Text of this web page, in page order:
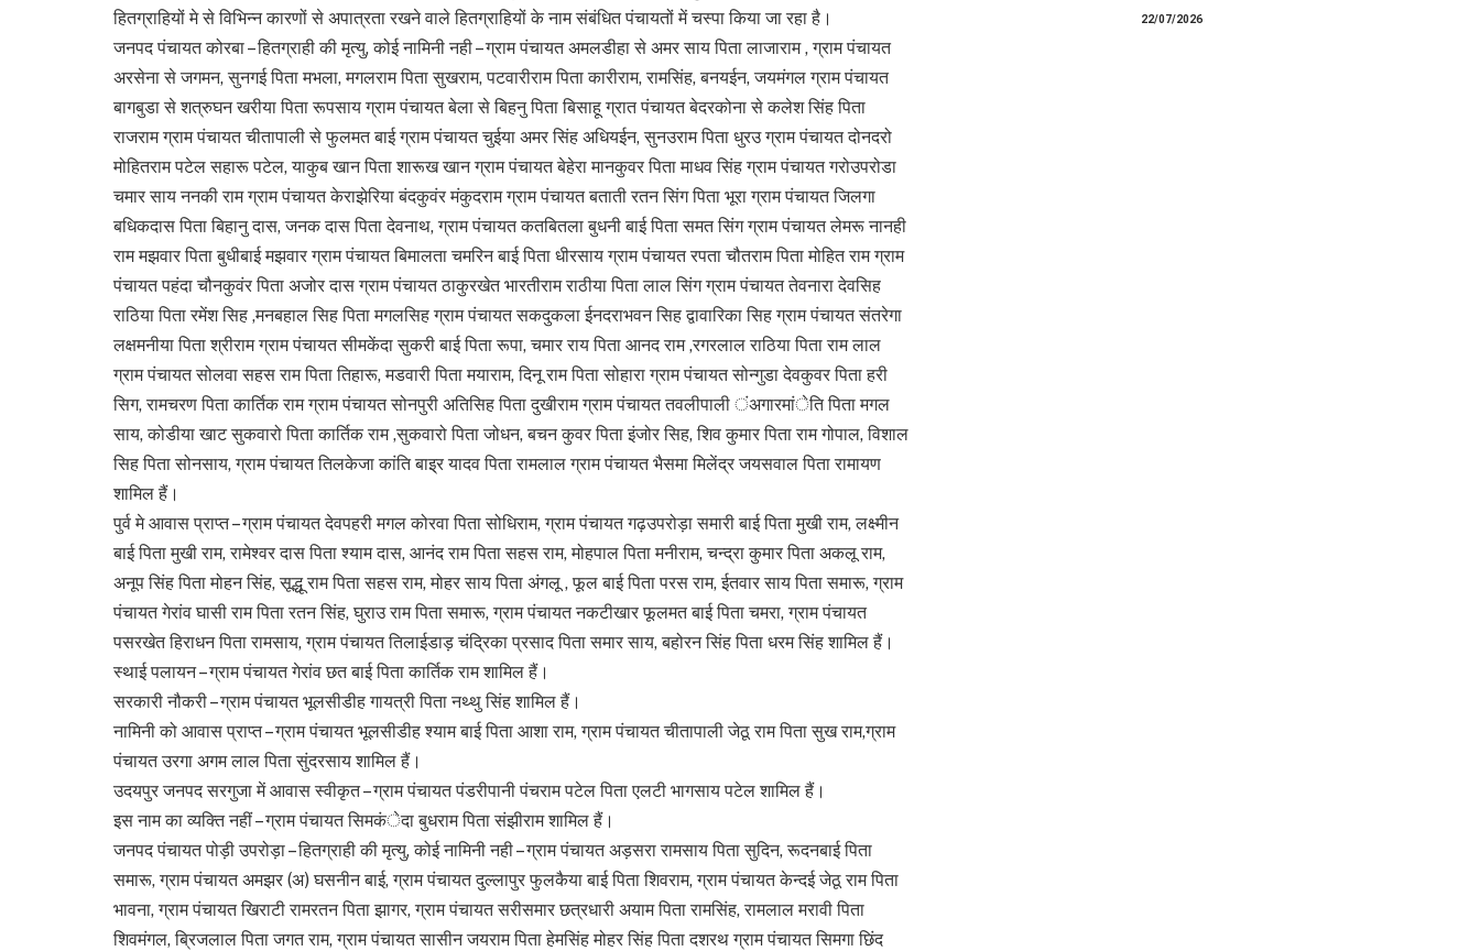
हितग्राहियों मे से विभिन्न कारणों से अपात्रता रखने वाले हितग्राहियों के नाम संबंधित पंचायतों में चस्पा किया जा रहा है।
जनपद पंचायत कोरबा – हितग्राही की मृत्यु, कोई नामिनी नही – ग्राम पंचायत अमलडीहा से अमर साय पिता लाजाराम , ग्राम पंचायत
अरसेना से जगमन, सुनगई पिता मभला, मगलराम पिता सुखराम, पटवारीराम पिता कारीराम, रामसिंह, बनयईन, जयमंगल ग्राम पंचायत
बागबुडा से शत्रुघन खरीया पिता रूपसाय ग्राम पंचायत बेला से बिहनु पिता बिसाहू ग्रात पंचायत बेदरकोना से कलेश सिंह पिता
राजराम ग्राम पंचायत चीतापाली से फुलमत बाई ग्राम पंचायत चुईया अमर सिंह अधियईन, सुनउराम पिता धुरउ ग्राम पंचायत दोनदरो
मोहितराम पटेल सहारू पटेल, याकुब खान पिता शारूख खान ग्राम पंचायत बेहेरा मानकुवर पिता माधव सिंह ग्राम पंचायत गरोउपरोडा
चमार साय ननकी राम ग्राम पंचायत केराझेरिया बंदकुवंर मंकुदराम ग्राम पंचायत बताती रतन सिंग पिता भूरा ग्राम पंचायत जिलगा
बधिकदास पिता बिहानु दास, जनक दास पिता देवनाथ, ग्राम पंचायत कतबितला बुधनी बाई पिता समत सिंग ग्राम पंचायत लेमरू नानही
राम मझवार पिता बुधीबाई मझवार ग्राम पंचायत बिमालता चमरिन बाई पिता धीरसाय ग्राम पंचायत रपता चौतराम पिता मोहित राम ग्राम
पंचायत पहंदा चौनकुवंर पिता अजोर दास ग्राम पंचायत ठाकुरखेत भारतीराम राठीया पिता लाल सिंग ग्राम पंचायत तेवनारा देवसिह
राठिया पिता रमेंश सिह ,मनबहाल सिह पिता मगलसिह ग्राम पंचायत सकदुकला ईनदराभवन सिह द्वावारिका सिह ग्राम पंचायत संतरेगा
लक्षमनीया पिता श्रीराम ग्राम पंचायत सीमकेंदा सुकरी बाई पिता रूपा, चमार राय पिता आनद राम ,रगरलाल राठिया पिता राम लाल
ग्राम पंचायत सोलवा सहस राम पिता तिहारू, मडवारी पिता मयाराम, दिनू राम पिता सोहारा ग्राम पंचायत सोन्गुडा देवकुवर पिता हरी
सिग, रामचरण पिता कार्तिक राम ग्राम पंचायत सोनपुरी अतिसिह पिता दुखीराम ग्राम पंचायत तवलीपाली ंअगारमांेति पिता मगल
साय, कोडीया खाट सुकवारो पिता कार्तिक राम ,सुकवारो पिता जोधन, बचन कुवर पिता इंजोर सिह, शिव कुमार पिता राम गोपाल, विशाल
सिह पिता सोनसाय, ग्राम पंचायत तिलकेजा कांति बाइ्र यादव पिता रामलाल ग्राम पंचायत भैसमा मिलेंद्र जयसवाल पिता रामायण
शामिल हैं।
पुर्व मे आवास प्राप्त – ग्राम पंचायत देवपहरी मगल कोरवा पिता सोधिराम, ग्राम पंचायत गढ़उपरोड़ा समारी बाई पिता मुखी राम, लक्ष्मीन
बाई पिता मुखी राम, रामेश्वर दास पिता श्याम दास, आनंद राम पिता सहस राम, मोहपाल पिता मनीराम, चन्द्रा कुमार पिता अकलू राम,
अनूप सिंह पिता मोहन सिंह, सूद्धू राम पिता सहस राम, मोहर साय पिता अंगलू , फूल बाई पिता परस राम, ईतवार साय पिता समारू, ग्राम
पंचायत गेरांव घासी राम पिता रतन सिंह, घुराउ राम पिता समारू, ग्राम पंचायत नकटीखार फूलमत बाई पिता चमरा, ग्राम पंचायत
पसरखेत हिराधन पिता रामसाय, ग्राम पंचायत तिलाईडाड़ चंद्रिका प्रसाद पिता समार साय, बहोरन सिंह पिता धरम सिंह शामिल हैं।
स्थाई पलायन – ग्राम पंचायत गेरांव छत बाई पिता कार्तिक राम शामिल हैं।
सरकारी नौकरी – ग्राम पंचायत भूलसीडीह गायत्री पिता नथ्थु सिंह शामिल हैं।
नामिनी को आवास प्राप्त – ग्राम पंचायत भूलसीडीह श्याम बाई पिता आशा राम, ग्राम पंचायत चीतापाली जेठू राम पिता सुख राम,ग्राम
पंचायत उरगा अगम लाल पिता सुंदरसाय शामिल हैं।
उदयपुर जनपद सरगुजा में आवास स्वीकृत – ग्राम पंचायत पंडरीपानी पंचराम पटेल पिता एलटी भागसाय पटेल शामिल हैं।
इस नाम का व्यक्ति नहीं – ग्राम पंचायत सिमकंेदा बुधराम पिता संझीराम शामिल हैं।
जनपद पंचायत पोड़ी उपरोड़ा – हितग्राही की मृत्यु, कोई नामिनी नही – ग्राम पंचायत अड़सरा रामसाय पिता सुदिन, रूदनबाई पिता
समारू, ग्राम पंचायत अमझर (अ) घसनीन बाई, ग्राम पंचायत दुल्लापुर फुलकैया बाई पिता शिवराम, ग्राम पंचायत केन्दई जेठू राम पिता
भावना, ग्राम पंचायत खिराटी रामरतन पिता झागर, ग्राम पंचायत सरीसमार छत्रधारी अयाम पिता रामसिंह, रामलाल मरावी पिता
शिवमंगल, ब्रिजलाल पिता जगत राम, ग्राम पंचायत सासीन जयराम पिता हेमसिंह मोहर सिंह पिता दशरथ ग्राम पंचायत सिमगा छिंद
22/07/2026